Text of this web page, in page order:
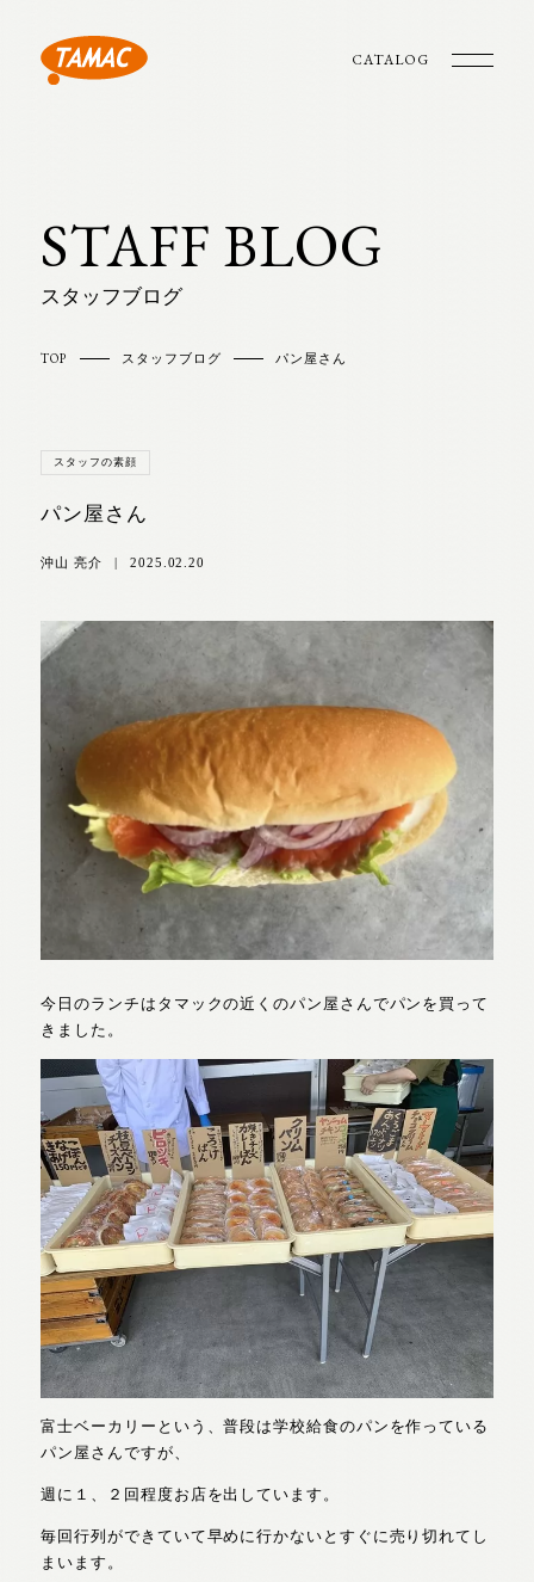
CATALOG
STAFF BLOG
スタッフブログ
TOP スタッフブログ パン屋さん
スタッフの素顔
パン屋さん
沖山 亮介 | 2025.02.20
今日のランチはタマックの近くのパン屋さんでパンを買って
きました。
富士ベーカリーという、普段は学校給食のパンを作っている
パン屋さんですが、
週に１、２回程度お店を出しています。
毎回行列ができていて早めに行かないとすぐに売り切れてし
まいます。